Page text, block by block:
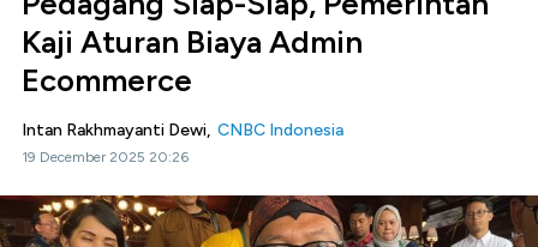
Kaji Aturan Biaya Admin
Ecommerce
Intan Rakhmayanti Dewi, CNBC Indonesia
19 December 2025 20:26